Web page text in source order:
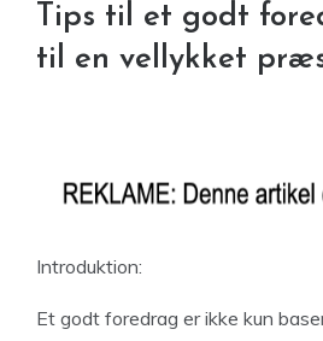
Tips til et godt
til en vellykket
Introduktion:
Et godt foredrag er ikke kun